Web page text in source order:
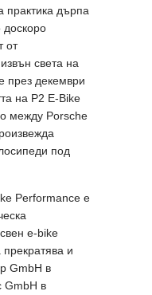
практика дърпа
доскоро
от
света на
през декември
на P2 E-Bike
между Porsche
под
Performance е
e-bike
и
GmbH в
GmbH в